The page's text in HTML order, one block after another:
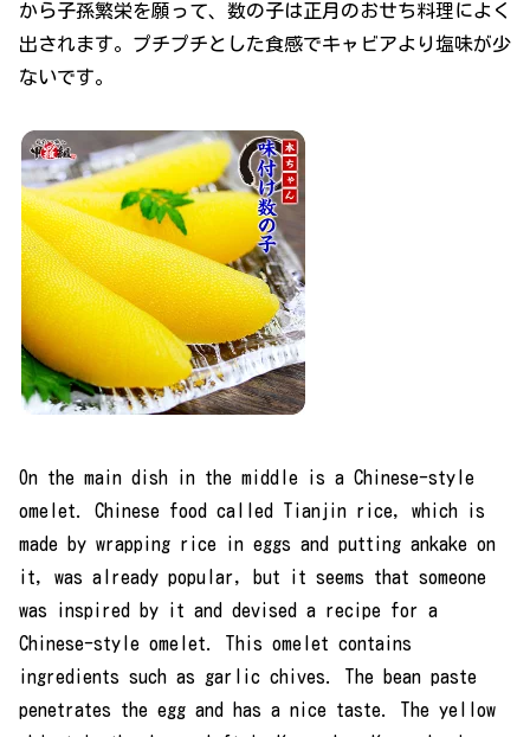
から子孫繁栄を願って、数の子は正月のおせち料理によく
出されます。プチプチとした食感でキャビアより塩味が少
ないです。
On the main dish in the middle is a Chinese-style
omelet. Chinese food called Tianjin rice, which is
made by wrapping rice in eggs and putting ankake on
it, was already popular, but it seems that someone
was inspired by it and devised a recipe for a
Chinese-style omelet. This omelet contains
ingredients such as garlic chives. The bean paste
penetrates the egg and has a nice taste. The yellow